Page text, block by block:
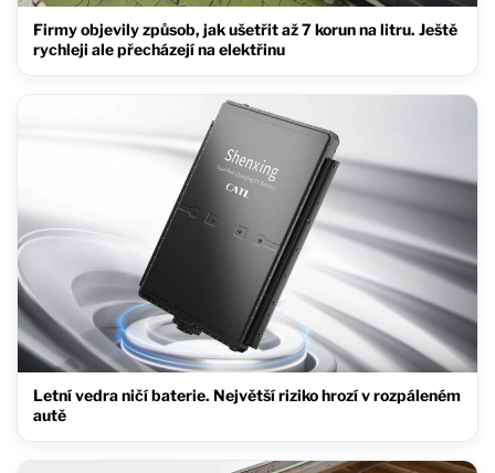
Firmy objevily způsob, jak ušetřit až 7 korun na litru. Ještě
rychleji ale přecházejí na elektřinu
Letní vedra ničí baterie. Největší riziko hrozí v rozpáleném
autě